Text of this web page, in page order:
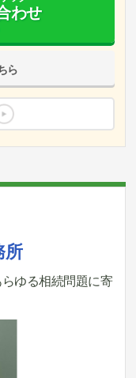
ら
わせ
所
ゆる相続問題に寄